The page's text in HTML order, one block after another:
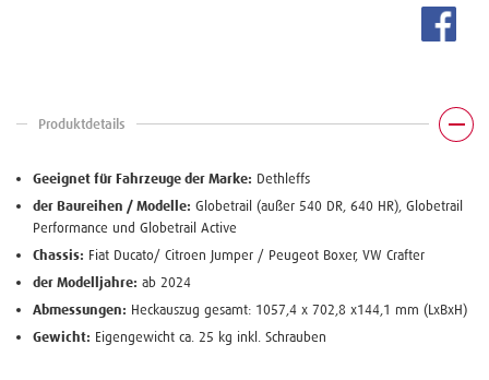
Produktdetails
Geeignet für Fahrzeuge der Marke: Dethleffs
der Baureihen / Modelle: Globetrail (außer 540 DR, 640 HR), Globetrail
Performance und Globetrail Active
Chassis: Fiat Ducato/ Citroen Jumper / Peugeot Boxer, VW Crafter
der Modelljahre: ab 2024
Abmessungen: Heckauszug gesamt: 1057,4 x 702,8 x144,1 mm (LxBxH)
Gewicht: Eigengewicht ca. 25 kg inkl. Schrauben